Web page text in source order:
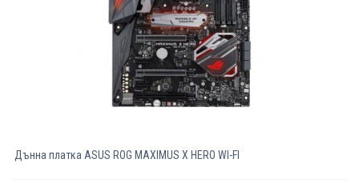
Дънна платка ASUS ROG MAXIMUS X HERO WI-FI